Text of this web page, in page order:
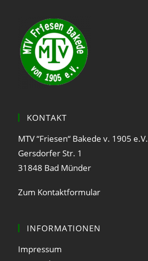
KONTAKT
MTV “Friesen“ Bakede v. 1905 e.V.
Gersdorfer Str. 1
31848 Bad Münder
Zum Kontaktformular
INFORMATIONEN
Impressum